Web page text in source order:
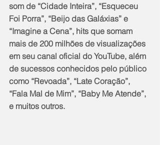
som de “Cidade Inteira”, “Esqueceu
Foi Porra”, “Beijo das Galáxias” e
“Imagine a Cena”, hits que somam
mais de 200 milhões de visualizações
em seu canal oficial do YouTube, além
de sucessos conhecidos pelo público
como “Revoada”, “Late Coração”,
“Fala Mal de Mim”, “Baby Me Atende”,
e muitos outros.